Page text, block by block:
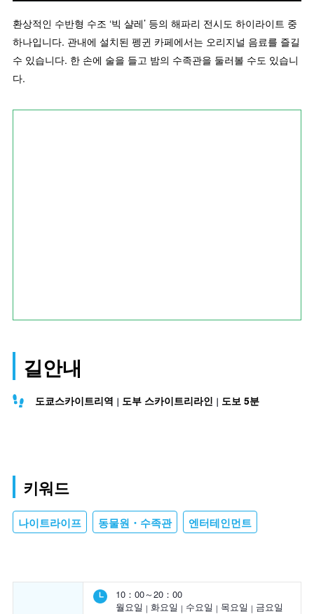
환상적인 수반형 수조 ‘빅 샬레’ 등의 해파리 전시도 하이라이트 중
하나입니다. 관내에 설치된 펭귄 카페에서는 오리지널 음료를 즐길
수 있습니다. 한 손에 술을 들고 밤의 수족관을 둘러볼 수도 있습니
다.
길안내
도쿄스카이트리역 도부 스카이트리라인 도보 5분
키워드
나이트라이프 동물원・수족관 엔터테인먼트
10：00～20：00
월요일
화요일 수요일 목요일
금요일